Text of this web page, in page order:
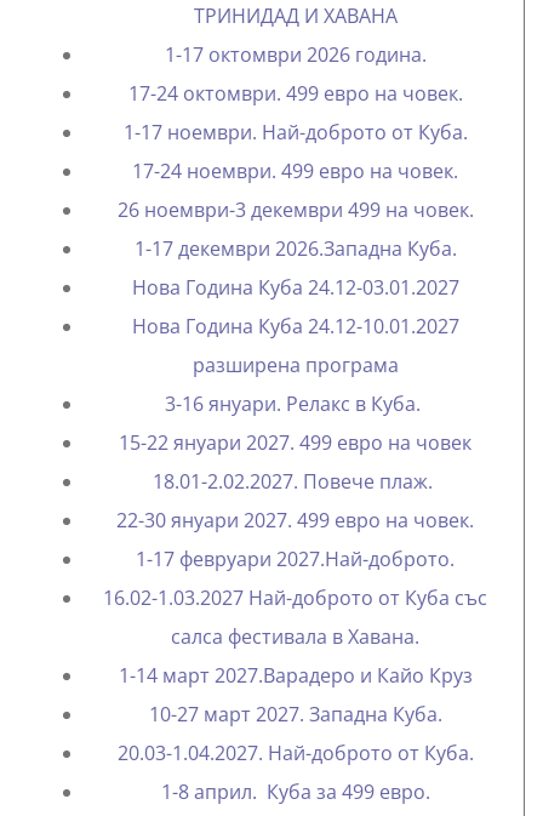
ТРИНИДАД И ХАВАНА
1-17 октомври 2026 година.
17-24 октомври. 499 евро на човек.
1-17 ноември. Най-доброто от Куба.
17-24 ноември. 499 евро на човек.
26 ноември-3 декември 499 на човек.
1-17 декември 2026.Западна Куба.
Нова Година Куба 24.12-03.01.2027
Нова Година Куба 24.12-10.01.2027
разширена програма
3-16 януари. Релакс в Куба.
15-22 януари 2027. 499 евро на човек
18.01-2.02.2027. Повече плаж.
22-30 януари 2027. 499 евро на човек.
1-17 февруари 2027.Най-доброто.
16.02-1.03.2027 Най-доброто от Куба със
салса фестивала в Хавана.
1-14 март 2027.Варадеро и Кайо Круз
10-27 март 2027. Западна Куба.
20.03-1.04.2027. Най-доброто от Куба.
1-8 април. Куба за 499 евро.